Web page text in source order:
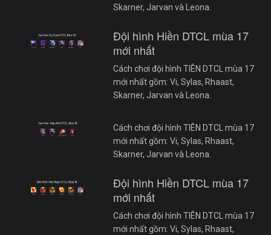
Skarner, Jarvan và Leona.
Đội hình Hiền DTCL mùa 17
mới nhất
Cách chơi đội hình TIÊN DTCL mùa 17
mới nhất gồm: Vi, Sylas, Rhaast,
Skarner, Jarvan và Leona.
Cách chơi đội hình TIÊN DTCL mùa 17
mới nhất gồm: Vi, Sylas, Rhaast,
Skarner, Jarvan và Leona.
Đội hình Hiền DTCL mùa 17
mới nhất
Cách chơi đội hình TIÊN DTCL mùa 17
mới nhất gồm: Vi, Sylas, Rhaast,